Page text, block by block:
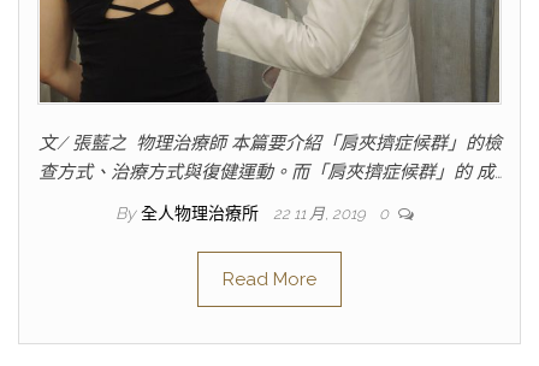
文/ 張藍之 物理治療師 本篇要介紹「肩夾擠症候群」的檢
查方式、治療方式與復健運動。而「肩夾擠症候群」的 成…
By 全人物理治療所 22 11 月, 2019 0
Read More